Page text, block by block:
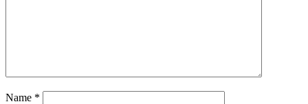
Name *